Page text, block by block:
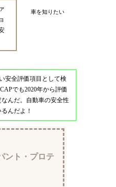
車を知りたい
安全評価項目として検
でも2020年から評価
んだ。自動車の安全性
んだよ！
ント・プロテ